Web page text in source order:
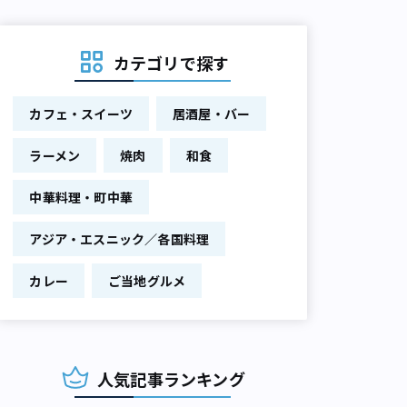
カテゴリで探す
カフェ・スイーツ 居酒屋・バー
ラーメン 焼肉 和食
中華料理・町中華
アジア・エスニック／各国料理
カレー ご当地グルメ
人気記事ランキング